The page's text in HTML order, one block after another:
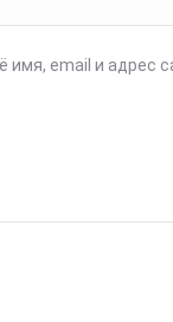
имя, email и адрес